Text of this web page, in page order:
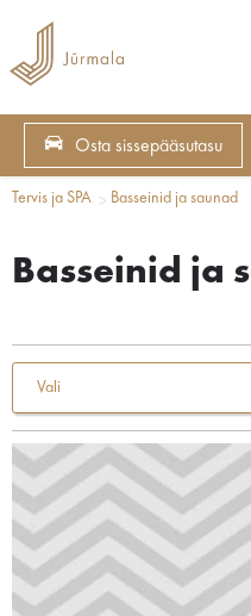
Osta sissepääsutasu
Tervis ja SPA Basseinid ja saunad
Basseinid ja
Vali